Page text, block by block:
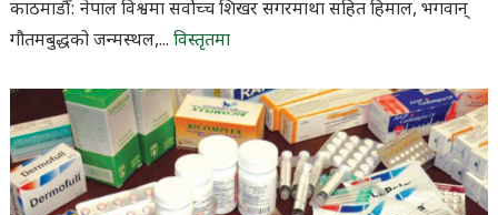
काठमाडौँ: नेपाल विश्वमा सर्वाेच्च शिखर सगरमाथा सहित हिमाल, भगवान्
गौतमबुद्धको जन्मस्थल,... विस्तृतमा